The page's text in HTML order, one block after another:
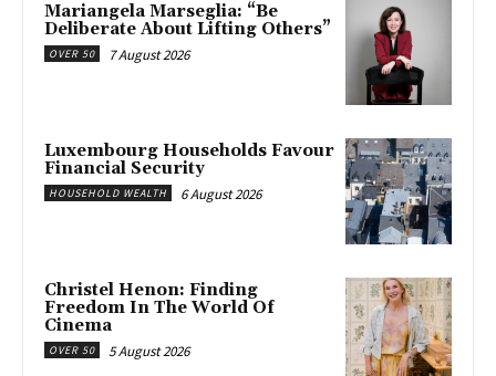
Mariangela Marseglia: “Be
Deliberate About Lifting Others”
OVER 50 7 August 2026
Luxembourg Households Favour
Financial Security
HOUSEHOLD WEALTH 6 August 2026
Christel Henon: Finding
Freedom In The World Of
Cinema
OVER 50 5 August 2026